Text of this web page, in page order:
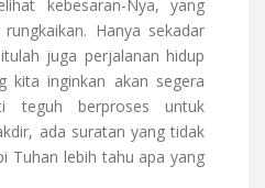
kebesaran-Nya, yang
Hanya sekadar
juga perjalanan hidup
kita inginkan akan segera
teguh berproses untuk
ada suratan yang tidak
Tuhan lebih tahu apa yang